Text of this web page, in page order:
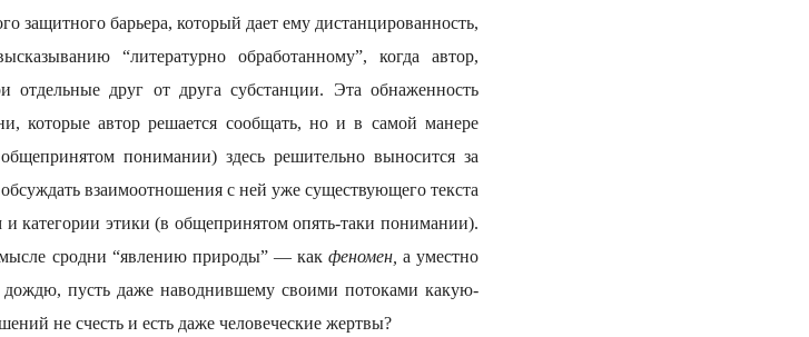
барьера, который дает ему дистанцированность,
“литературно обработанному”, когда автор,
отдельные друг от друга субстанции. Эта обнаженность
которые автор решается сообщать, но и в самой манере
понимании) здесь решительно выносится за
взаимоотношения с ней уже существующего текста
категории этики (в общепринятом опять-таки понимании).
сродни “явлению природы” — как феномен, а уместно
пусть даже наводнившему своими потоками какую-
не счесть и есть даже человеческие жертвы?